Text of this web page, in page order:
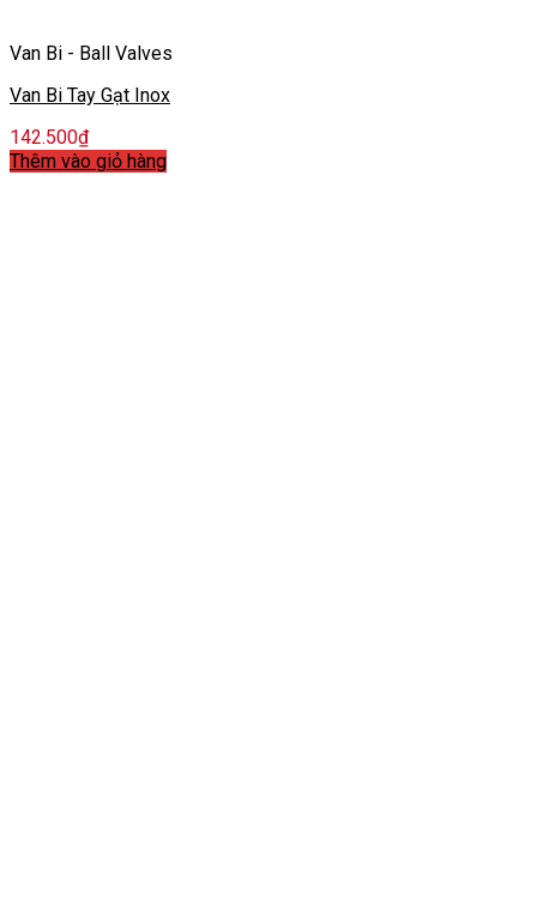
Van Bi - Ball Valves
Van Bi Tay Gạt Inox
142.500₫
Thêm vào giỏ hàng